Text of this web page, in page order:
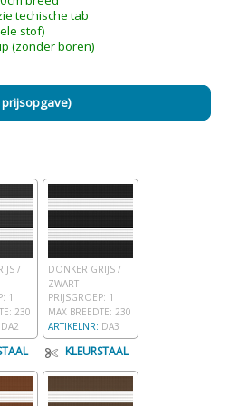
techische tab
stof)
(zonder boren)
/
1
230
DA2
DONKER GRIJS /
ZWART
PRIJSGROEP: 1
MAX BREEDTE: 230
ARTIKELNR: DA3
KLEURSTAAL